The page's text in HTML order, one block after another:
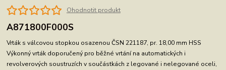
Ohodnotit produkt
A871800F000S
Vrták s válcovou stopkou osazenou ČSN 221187, pr. 18,00 mm HSS
Výkonný vrták doporučený pro běžné vrtání na automatických i
revolverových soustruzích v součástkách z legované i nelegované oceli,